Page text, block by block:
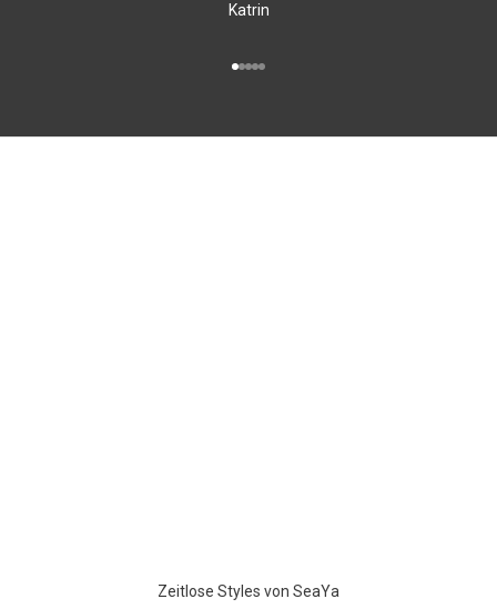
Katrin
Gehe zu Element 1
Gehe zu Element 2
Gehe zu Element 3
Gehe zu Element 4
Gehe zu Element 5
Zeitlose Styles von SeaYa